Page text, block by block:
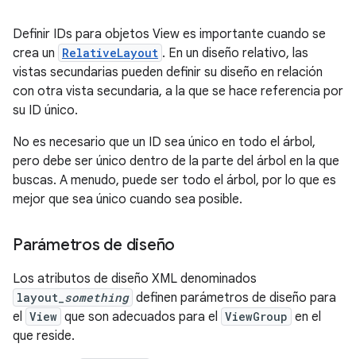
Definir IDs para objetos View es importante cuando se
crea un RelativeLayout . En un diseño relativo, las
vistas secundarias pueden definir su diseño en relación
con otra vista secundaria, a la que se hace referencia por
su ID único.
No es necesario que un ID sea único en todo el árbol,
pero debe ser único dentro de la parte del árbol en la que
buscas. A menudo, puede ser todo el árbol, por lo que es
mejor que sea único cuando sea posible.
Parámetros de diseño
Los atributos de diseño XML denominados
layout_ something definen parámetros de diseño para
el View que son adecuados para el ViewGroup en el
que reside.